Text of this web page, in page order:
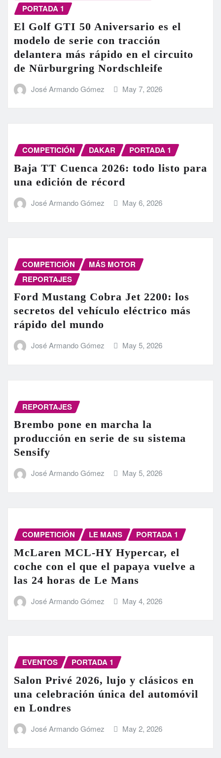
PORTADA 1
El Golf GTI 50 Aniversario es el
modelo de serie con tracción
delantera más rápido en el circuito
de Nürburgring Nordschleife
José Armando Gómez May 7, 2026
COMPETICIÓN DAKAR PORTADA 1
Baja TT Cuenca 2026: todo listo para
una edición de récord
José Armando Gómez May 6, 2026
COMPETICIÓN
MÁS MOTOR
REPORTAJES
Ford Mustang Cobra Jet 2200: los
secretos del vehículo eléctrico más
rápido del mundo
José Armando Gómez May 5, 2026
REPORTAJES
Brembo pone en marcha la
producción en serie de su sistema
Sensify
José Armando Gómez May 5, 2026
COMPETICIÓN LE MANS PORTADA 1
McLaren MCL-HY Hypercar, el
coche con el que el papaya vuelve a
las 24 horas de Le Mans
José Armando Gómez May 4, 2026
EVENTOS PORTADA 1
Salon Privé 2026, lujo y clásicos en
una celebración única del automóvil
en Londres
José Armando Gómez May 2, 2026